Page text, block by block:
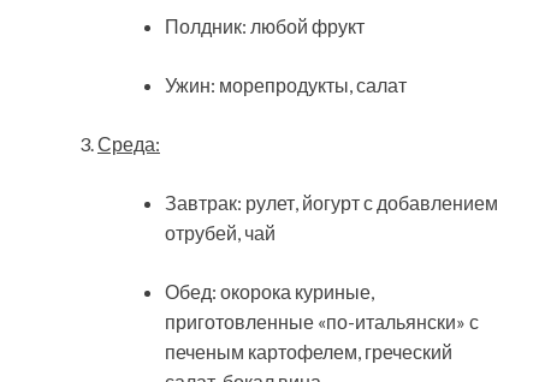
Полдник: любой фрукт
Ужин: морепродукты, салат
Среда:
Завтрак: рулет, йогурт с добавлением
отрубей, чай
Обед: окорока куриные,
приготовленные «по-итальянски» с
печеным картофелем, греческий